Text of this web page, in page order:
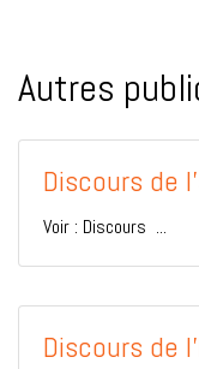
Autres
Discours de
Voir : Discours ...
Discours de